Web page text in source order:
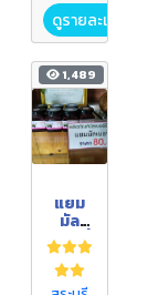
ดูรายละเอียด
1,489
แยม
มัล
เบอร์รี่
Mullb
erry